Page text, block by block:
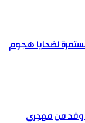
لضحايا هجوم
من مهجري